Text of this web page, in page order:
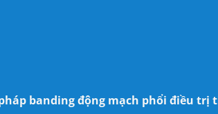
banding động mạch phổi điều trị